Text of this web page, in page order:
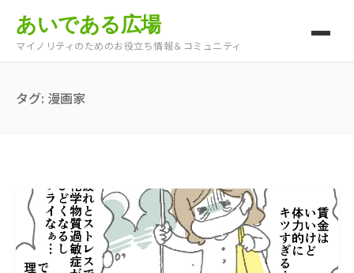
あいである広場
マイノリティのためのお役立ち情報＆コミュニティ
タグ: 漫画家